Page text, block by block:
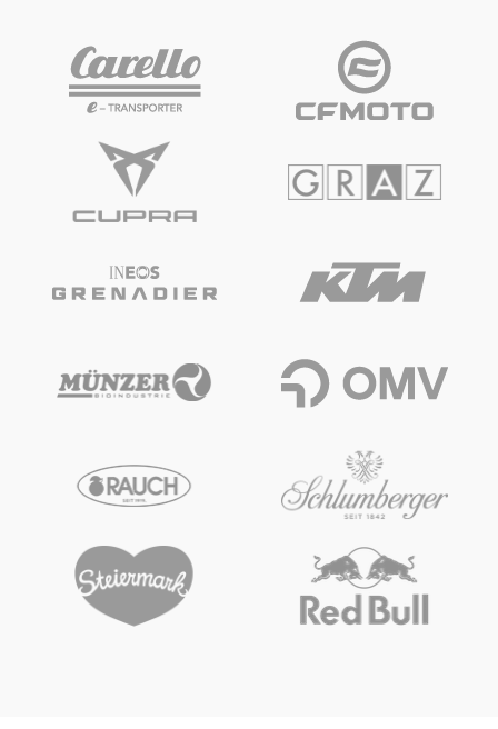
Fahrzeug
Alle anzeigen
Business
Alle anzeigen
Glossar
Alle anzeigen